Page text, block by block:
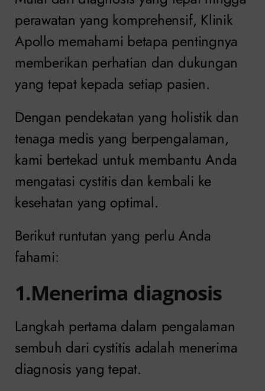
perawatan yang komprehensif, Klinik
Apollo memahami betapa pentingnya
memberikan perhatian dan dukungan
yang tepat kepada setiap pasien.
Dengan pendekatan yang holistik dan
tenaga medis yang berpengalaman,
kami bertekad untuk membantu Anda
mengatasi cystitis dan kembali ke
kesehatan yang optimal.
Berikut runtutan yang perlu Anda
fahami:
1.Menerima diagnosis
Langkah pertama dalam pengalaman
sembuh dari cystitis adalah menerima
diagnosis yang tepat.